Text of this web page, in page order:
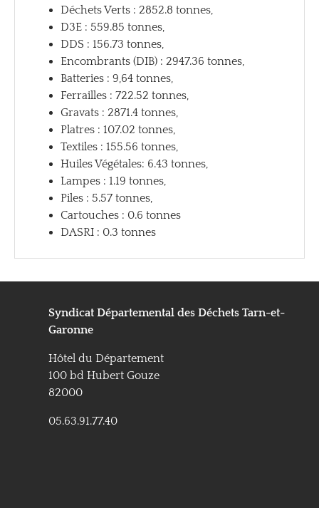
Déchets Verts : 2852.8 tonnes,
D3E : 559.85 tonnes,
DDS : 156.73 tonnes,
Encombrants (DIB) : 2947.36 tonnes,
Batteries : 9,64 tonnes,
Ferrailles : 722.52 tonnes,
Gravats : 2871.4 tonnes,
Platres : 107.02 tonnes,
Textiles : 155.56 tonnes,
Huiles Végétales: 6.43 tonnes,
Lampes : 1.19 tonnes,
Piles : 5.57 tonnes,
Cartouches : 0.6 tonnes
DASRI : 0.3 tonnes
Syndicat Départemental des Déchets Tarn-et-
Garonne
Hôtel du Département
100 bd Hubert Gouze
82000
05.63.91.77.40